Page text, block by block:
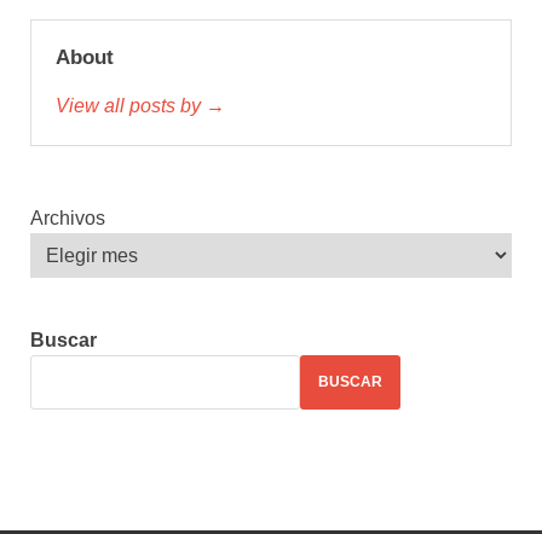
About
View all posts by →
Archivos
Buscar
BUSCAR